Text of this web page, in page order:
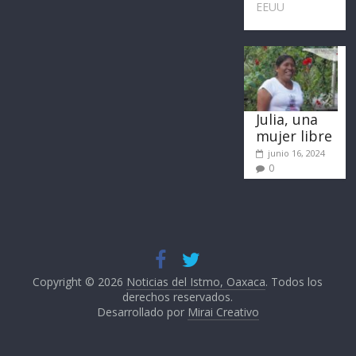
EEUU
Julia, una
mujer libre
junio 16, 2024
0
Copyright © 2026 Noticias del Istmo, Oaxaca. Todos los
derechos reservados.
Desarrollado por Mirai Creativo